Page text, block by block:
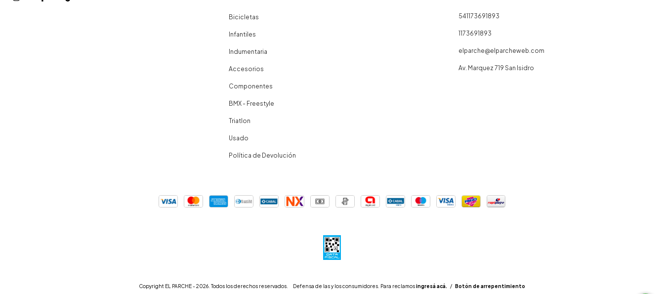
Bicicletas
Infantiles
Indumentaria
Accesorios
Componentes
BMX - Freestyle
Triatlon
Usado
Política de Devolución
541173691893
1173691893
elparche@elparcheweb.com
Av. Marquez 719 San Isidro
Copyright EL PARCHE - 2026. Todos los derechos reservados. Defensa de las y los consumidores. Para reclamosingresá acá. / Botón de arrepentimiento